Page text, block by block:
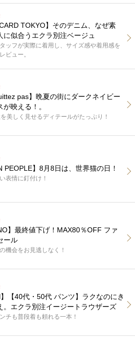
CARD TOKYO】そのデニム、なぜ素
に似合うエクラ別注ベージュ
ッフが実際に着用し、サイズ感や着用感を
ビュー。
pas】晩夏の街にダークネイビー
が映える！。
美しく見せるディテールがたっぷり！
PEOPLE】8月8日は、世界猫の日！
表情に釘付け！
】最終値下げ！MAX80％OFF ファ
ール
機会をお見逃しなく！
】【40代・50代 パンツ】ラクなのにき
。エクラ別注イージートラウザーズ
チも普段着も頼れる一本！